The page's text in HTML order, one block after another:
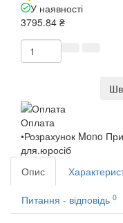
У наявності
3795.84 ₴
Оплата
•Розрахунок Mono
для.юросіб
Опис
Питання - відповідь 0